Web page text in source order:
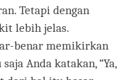
Tetapi dengan
lebih jelas.
benar memikirkan
Anda katakan, “Ya,